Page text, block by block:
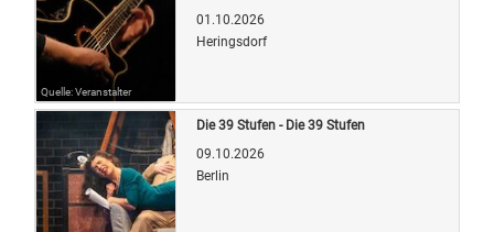
Quelle: Veranstalter
01.10.2026
Heringsdorf
Die 39 Stufen - Die 39 Stufen
09.10.2026
Berlin